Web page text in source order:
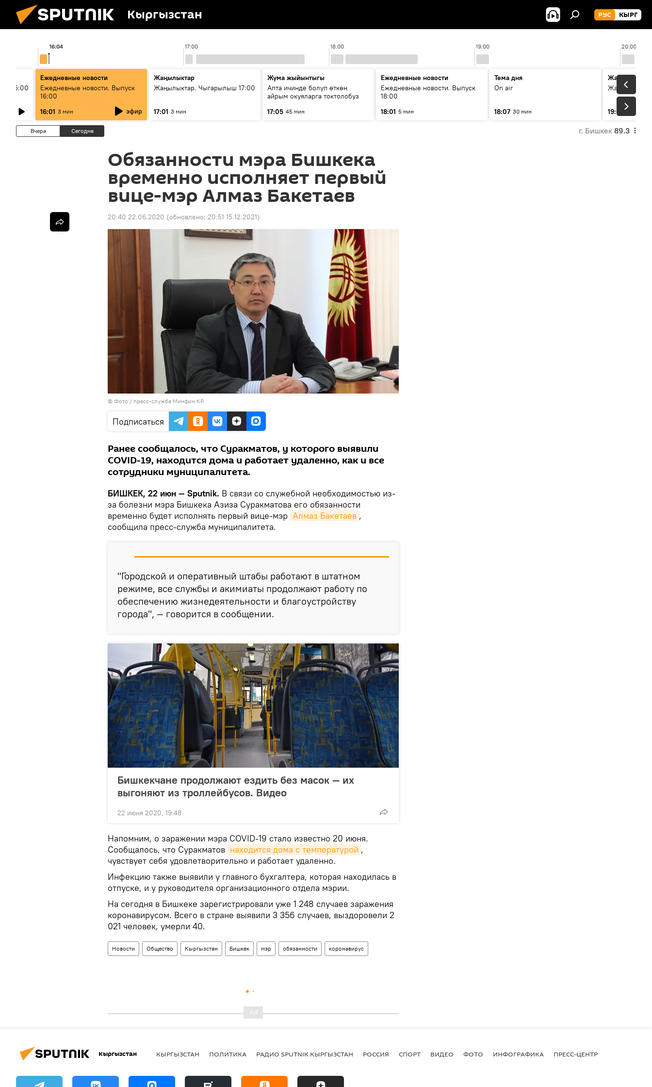
Кыргызстан РУС КЫРГ
17:00 18:00 19:00 20:00
16:04
15:00
Ежедневные новости
Ежедневные новости. Выпуск
16:00
16:01 3 мин эфир
Жаңылыктар
Жаңылыктар. Чыгарылыш 17:00
17:01 3 мин
Жума жыйынтыгы
Апта ичинде болуп өткөн
айрым окуяларга токтолобуз
17:05 45 мин
Ежедневные новости
Ежедневные новости. Выпуск
18:00
18:01 5 мин
Тема дня
On air
18:07 30 мин
Жаңылыктар
19:01 5 мин
Вчера Сегодня г. Бишкек 89.3
Обязанности мэра Бишкека
временно исполняет первый
вице-мэр Алмаз Бакетаев
20:40 22.06.2020 (обновлено: 20:51 15.12.2021)
© Фото / пресс-служба Минфин КР
Подписаться
Ранее сообщалось, что Суракматов, у которого выявили
COVID-19, находится дома и работает удаленно, как и все
сотрудники муниципалитета.
БИШКЕК, 22 июн — Sputnik. В связи со служебной необходимостью из-
за болезни мэра Бишкека Азиза Суракматова его обязанности
временно будет исполнять первый вице-мэр Алмаз Бакетаев ,
сообщила пресс-служба муниципалитета.
"Городской и оперативный штабы работают в штатном
режиме, все службы и акимиаты продолжают работу по
обеспечению жизнедеятельности и благоустройству
города", — говорится в сообщении.
Бишкекчане продолжают ездить без масок — их
выгоняют из троллейбусов. Видео
22 июня 2020, 19:48
Напомним, о заражении мэра COVID-19 стало известно 20 июня.
Сообщалось, что Суракматов находится дома с температурой ,
чувствует себя удовлетворительно и работает удаленно.
Инфекцию также выявили у главного бухгалтера, которая находилась в
отпуске, и у руководителя организационного отдела мэрии.
На сегодня в Бишкеке зарегистрировали уже 1 248 случаев заражения
коронавирусом. Всего в стране выявили 3 356 случаев, выздоровели 2
021 человек, умерли 40.
Новости Общество Кыргызстан Бишкек мэр обязанности коронавирус
Кыргызстан КЫРГЫЗСТАН ПОЛИТИКА РАДИО SPUTNIK КЫРГЫЗСТАН РОССИЯ СПОРТ ВИДЕО ФОТО ИНФОГРАФИКА ПРЕСС-ЦЕНТР